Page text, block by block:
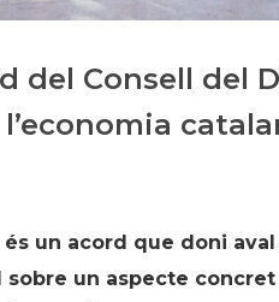
del Consell del
és un acord que doni
sobre un aspecte